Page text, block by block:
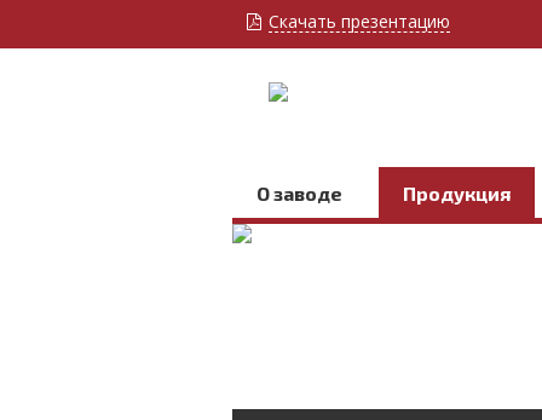
Скачать презентацию
О заводе Продукция